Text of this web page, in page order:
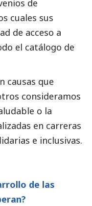
de
cuales sus
de acceso a
el catálogo de
causas que
consideramos
o la
en carreras
e inclusivas.
de las